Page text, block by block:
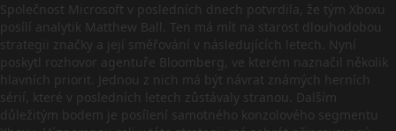
Společnost Microsoft v posledních dnech potvrdila, že tým Xboxu
posílí analytik Matthew Ball. Ten má mít na starost dlouhodobou
strategii značky a její směřování v následujících letech. Nyní
poskytl rozhovor agentuře Bloomberg, ve kterém naznačil několik
hlavních priorit. Jednou z nich má být návrat známých herních
sérií, které v posledních letech zůstávaly stranou. Dalším
důležitým bodem je posílení samotného konzolového segmentu